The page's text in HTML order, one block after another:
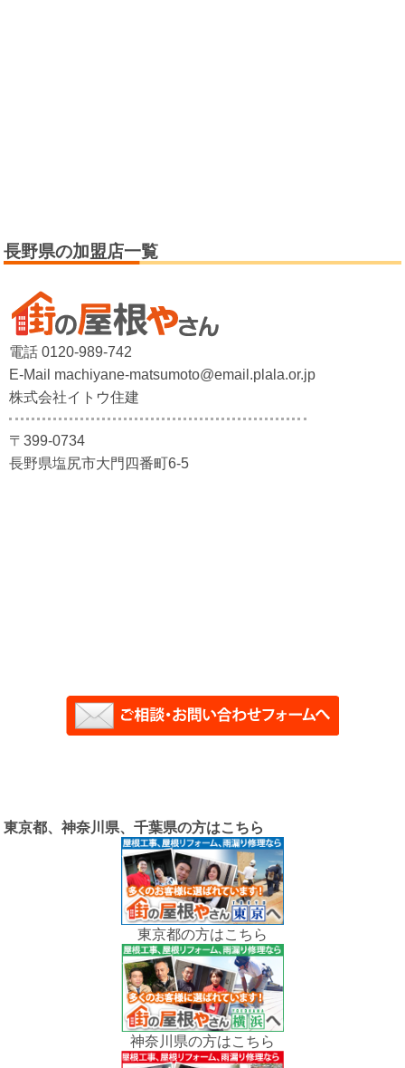
長野県の加盟店一覧
電話 0120-989-742
E-Mail machiyane-matsumoto@email.plala.or.jp
株式会社イトウ住建
〒399-0734
長野県塩尻市大門四番町6-5
東京都、神奈川県、千葉県の方はこちら
東京都の方はこちら
神奈川県の方はこちら